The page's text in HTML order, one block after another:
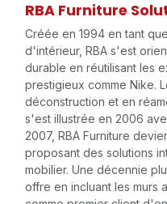
RBA Furniture
Créée en 1994 en tant
d'intérieur, RBA s'est
durable en réutilisant les
prestigieux comme Nike.
déconstruction et en
s'est illustrée en 2006
2007, RBA Furniture
proposant des solutions
mobilier. Une décennie
offre en incluant les murs